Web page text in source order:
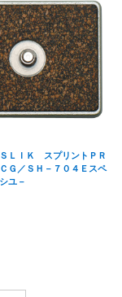
ＳＬＩＫ スプリントＰＲ
Ｇ／ＳＨ－７０４Ｅスペ
ユ－